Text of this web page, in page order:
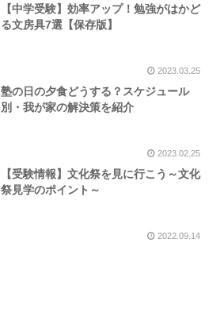
【中学受験】効率アップ！勉強がはかど
る文房具7選【保存版】
2023.03.25
塾の日の夕食どうする？スケジュール
別・我が家の解決策を紹介
2023.02.25
【受験情報】文化祭を見に行こう～文化
祭見学のポイント～
2022.09.14